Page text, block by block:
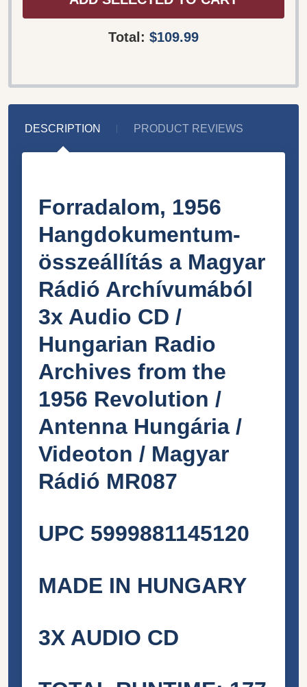
Total: $109.99
DESCRIPTION PRODUCT REVIEWS
Forradalom, 1956
Hangdokumentum-
összeállítás a Magyar
Rádió Archívumából
3x Audio CD /
Hungarian Radio
Archives from the
1956 Revolution /
Antenna Hungária /
Videoton / Magyar
Rádió MR087
UPC 5999881145120
MADE IN HUNGARY
3X AUDIO CD